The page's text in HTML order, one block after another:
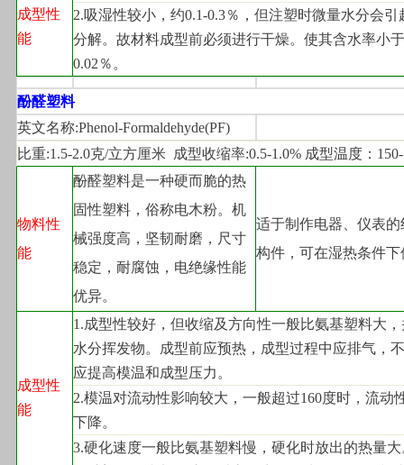
成型性
能
2.吸湿性较小，约0.1-0.3％，但注塑时微量水分会引
分解。故材料成型前必须进行干燥。使其含水率小于
0.02％。
酚醛塑料
英文名称:Phenol-Formaldehyde(PF)
比重:1.5-2.0克/立方厘米  成型收缩率:0.5-1.0% 成型温度：
物料性
能
酚醛塑料是一种硬而脆的热
固性塑料，俗称电木粉。机
械强度高，坚韧耐磨，尺寸
稳定，耐腐蚀，电绝缘性能
优异。
适于制作电器、仪表的
构件，可在湿热条件下
成型性
能
1.成型性较好，但收缩及方向性一般比氨基塑料大
水分挥发物。成型前应预热，成型过程中应排气，
应提高模温和成型压力。
2.模温对流动性影响较大，一般超过160度时，流动
下降。
3.硬化速度一般比氨基塑料慢，硬化时放出的热量